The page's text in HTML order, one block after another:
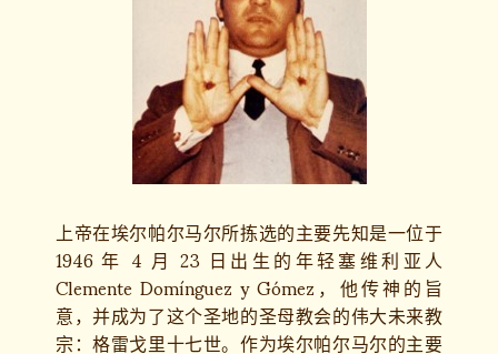
上帝在埃尔帕尔马尔所拣选的主要先知是一位于
1946 年 4 月 23 日出生的年轻塞维利亚人
Clemente Domínguez y Gómez，他传神的旨
意，并成为了这个圣地的圣母教会的伟大未来教
宗：格雷戈里十七世。作为埃尔帕尔马尔的主要